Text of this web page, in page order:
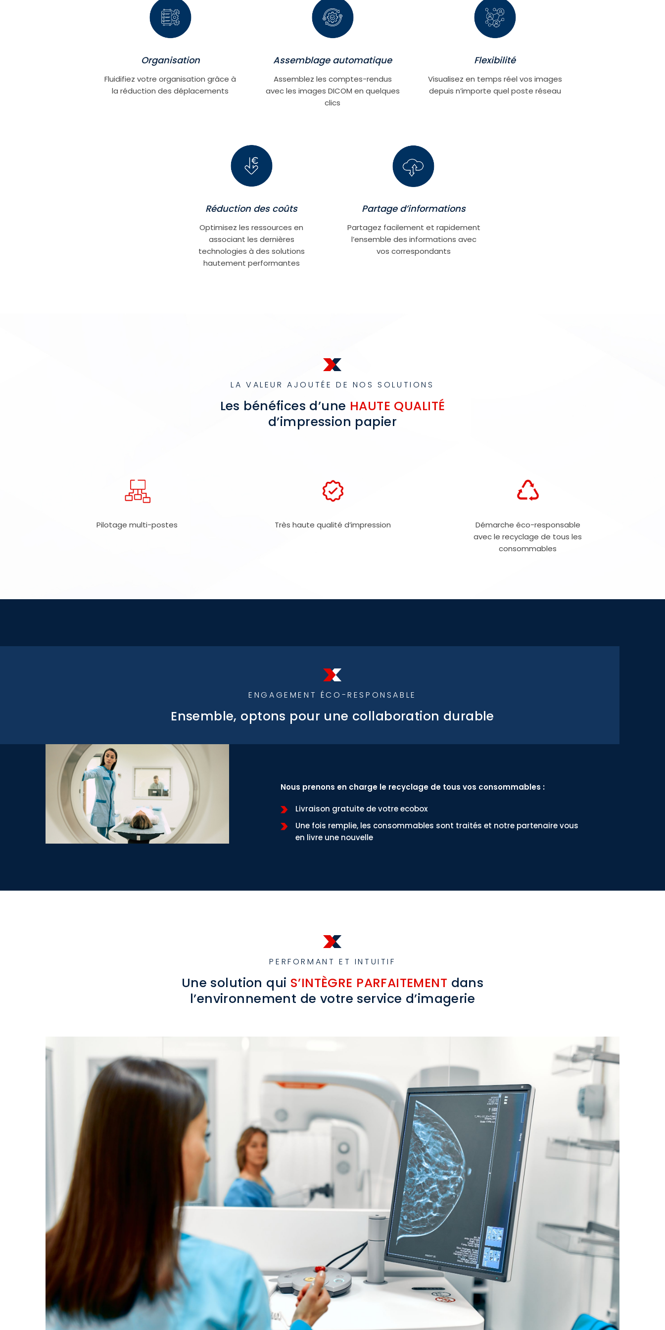
Organisation
Fluidifiez votre organisation grâce à
la réduction des déplacements
Assemblage automatique
Assemblez les comptes-rendus
avec les images DICOM en quelques
clics
Flexibilité
Visualisez en temps réel vos images
depuis n’importe quel poste réseau
Réduction des coûts
Optimisez les ressources en
associant les dernières
technologies à des solutions
hautement performantes
Partage d’informations
Partagez facilement et rapidement
l’ensemble des informations avec
vos correspondants
LA VALEUR AJOUTÉE DE NOS SOLUTIONS
Les bénéfices d’une HAUTE QUALITÉ
d’impression papier
Pilotage multi-postes Très haute qualité d’impression
Démarche éco-responsable
avec le recyclage de tous les
consommables
ENGAGEMENT ÉCO-RESPONSABLE
Ensemble, optons pour une collaboration durable
Nous prenons en charge le recyclage de tous vos consommables :
Livraison gratuite de votre ecobox
Une fois remplie, les consommables sont traités et notre partenaire vous
en livre une nouvelle
PERFORMANT ET INTUITIF
Une solution qui S’INTÈGRE PARFAITEMENT dans
l’environnement de votre service d’imagerie